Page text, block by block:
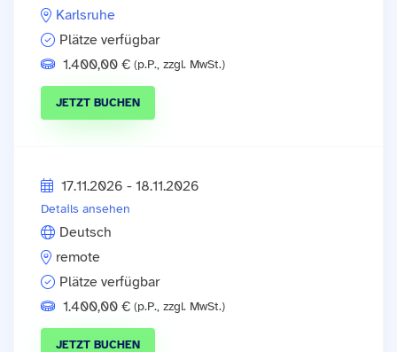
Karlsruhe
Plätze verfügbar
1.400,00 € (p.P., zzgl. MwSt.)
JETZT BUCHEN
Details ansehen
17.11.2026 - 18.11.2026
Deutsch
remote
Plätze verfügbar
1.400,00 € (p.P., zzgl. MwSt.)
JETZT BUCHEN